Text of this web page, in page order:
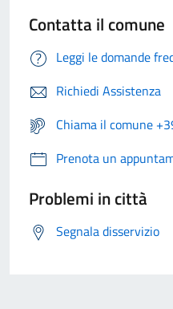
Contatta il comune
Leggi le domande
Richiedi Assistenza
Chiama il comune
Prenota un
Problemi in città
Segnala disservizio